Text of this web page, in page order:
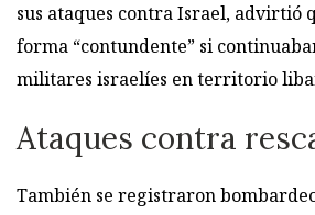
sus ataques contra Israel, advirtió
forma “contundente” si
militares israelíes en territorio
Ataques contra
También se registraron